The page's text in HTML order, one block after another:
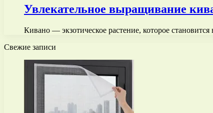
Увлекательное выращивание
Кивано — экзотическое растение, которое
Свежие записи